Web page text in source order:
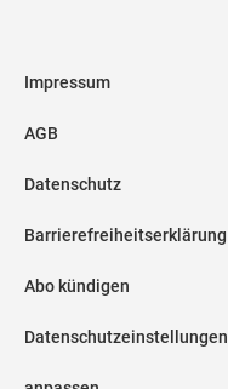
Impressum
AGB
Datenschutz
Barrierefreiheitserklärung
Abo kündigen
Datenschutzeinstellungen